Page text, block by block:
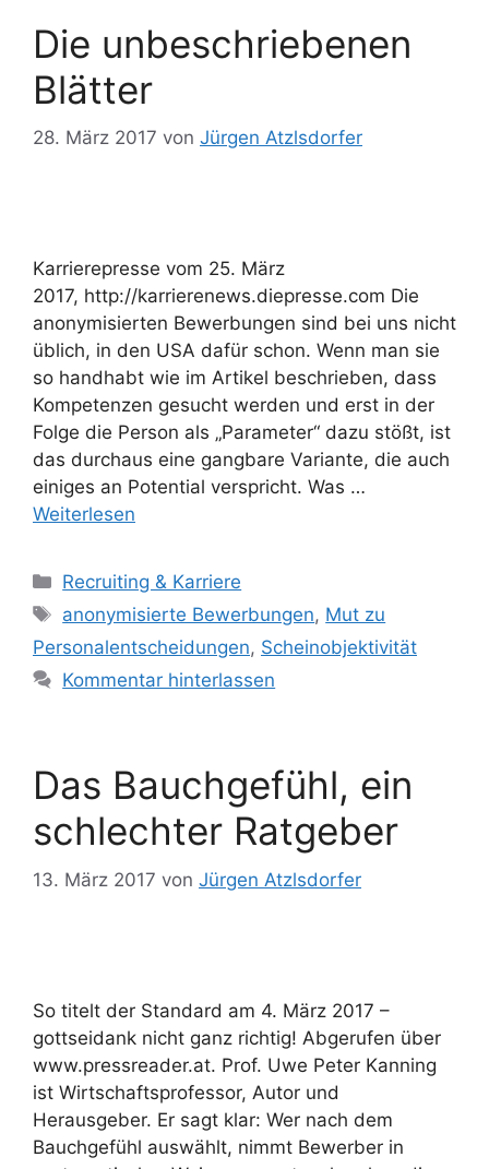
Die unbeschriebenen
Blätter
28. März 2017 von Jürgen Atzlsdorfer
Karrierepresse vom 25. März
2017, http://karrierenews.diepresse.com Die
anonymisierten Bewerbungen sind bei uns nicht
üblich, in den USA dafür schon. Wenn man sie
so handhabt wie im Artikel beschrieben, dass
Kompetenzen gesucht werden und erst in der
Folge die Person als „Parameter“ dazu stößt, ist
das durchaus eine gangbare Variante, die auch
einiges an Potential verspricht. Was …
Weiterlesen
Kategorien
Recruiting & Karriere
Schlagwörter
anonymisierte Bewerbungen, Mut zu
Personalentscheidungen, Scheinobjektivität
Kommentar hinterlassen
Das Bauchgefühl, ein
schlechter Ratgeber
13. März 2017 von Jürgen Atzlsdorfer
So titelt der Standard am 4. März 2017 –
gottseidank nicht ganz richtig! Abgerufen über
www.pressreader.at. Prof. Uwe Peter Kanning
ist Wirtschaftsprofessor, Autor und
Herausgeber. Er sagt klar: Wer nach dem
Bauchgefühl auswählt, nimmt Bewerber in